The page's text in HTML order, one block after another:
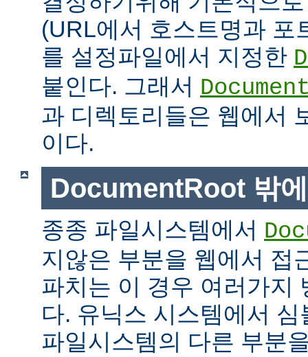
(URL에서 호스트명과 포
를 설정파일에서 지정한
붙인다. 그래서
과 디렉토리들은 웹에서
이다.
DocumentRoot 밖
종종 파일시스템에서
지않은 부분을 웹에서 접
파치는 이 경우 여러가지
다. 유닉스 시스템에서
파일시스템의 다른 부분